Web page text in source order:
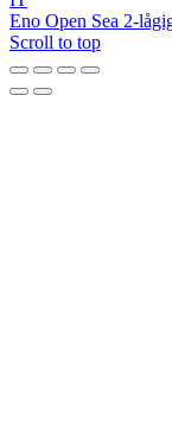
Eno Open Sea 2-
Scroll to top